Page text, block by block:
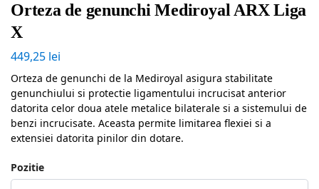
Orteza de genunchi Mediroyal ARX Liga
X
449,25 lei
Orteza de genunchi de la Mediroyal asigura stabilitate
genunchiului si protectie ligamentului incrucisat anterior
datorita celor doua atele metalice bilaterale si a sistemului de
benzi incrucisate. Aceasta permite limitarea flexiei si a
extensiei datorita pinilor din dotare.
Pozitie